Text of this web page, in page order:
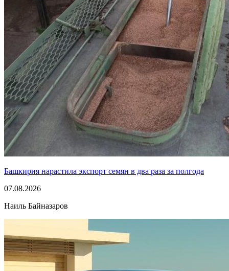
Башкирия нарастила экспорт семян в два раза за полгода
07.08.2026
Наиль Байназаров